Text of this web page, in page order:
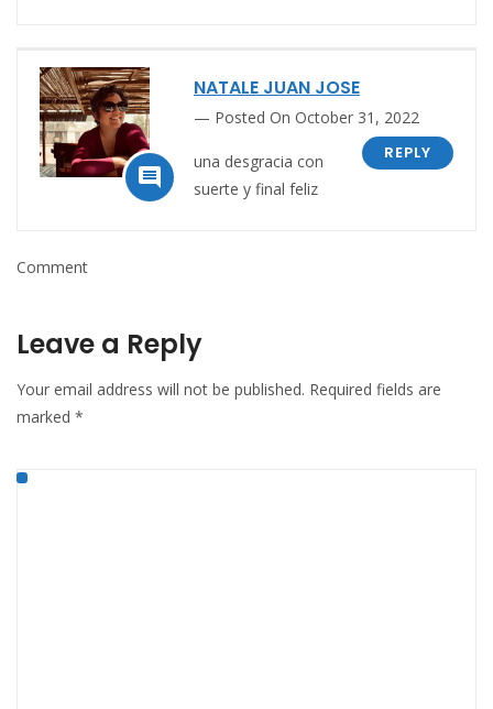

NATALE JUAN JOSE
Posted On October 31, 2022
REPLY
una desgracia con
suerte y final feliz
Comment
Leave a Reply
Your email address will not be published. Required fields are
marked *